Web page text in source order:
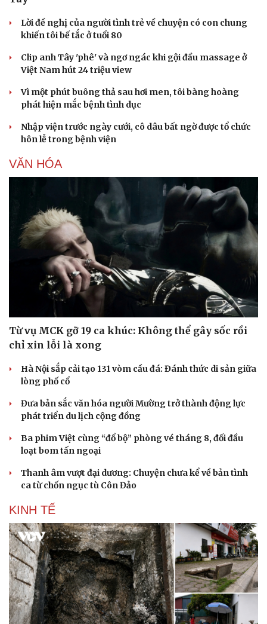
Doanh nghiệp
Thông tin doanh nghiệp
Doanh nhân
Vì cộng đồng
Công nghệ
Trải nghiệm
Lời đề nghị của người tình trẻ về chuyện có con chung
khiến tôi bế tắc ở tuổi 80
Clip anh Tây 'phê' và ngơ ngác khi gội đầu massage ở
Việt Nam hút 24 triệu view
Vì một phút buông thả sau hơi men, tôi bàng hoàng
phát hiện mắc bệnh tình dục
Nhập viện trước ngày cưới, cô dâu bất ngờ được tổ chức
hôn lễ trong bệnh viện
VĂN HÓA
Từ vụ MCK gỡ 19 ca khúc: Không thể gây sốc rồi
chỉ xin lỗi là xong
Hà Nội sắp cải tạo 131 vòm cầu đá: Đánh thức di sản giữa
lòng phố cổ
Đưa bản sắc văn hóa người Mường trở thành động lực
phát triển du lịch cộng đồng
Ba phim Việt cùng “đổ bộ” phòng vé tháng 8, đối đầu
loạt bom tấn ngoại
Thanh âm vượt đại dương: Chuyện chưa kể về bản tình
ca từ chốn ngục tù Côn Đảo
KINH TẾ